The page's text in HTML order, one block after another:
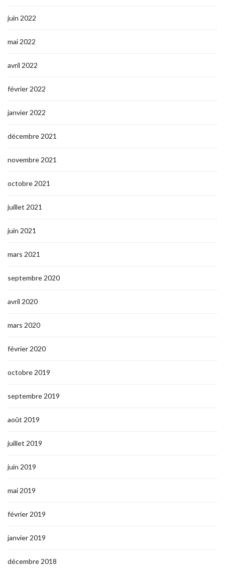
juin 2022
mai 2022
avril 2022
février 2022
janvier 2022
décembre 2021
novembre 2021
octobre 2021
juillet 2021
juin 2021
mars 2021
septembre 2020
avril 2020
mars 2020
février 2020
octobre 2019
septembre 2019
août 2019
juillet 2019
juin 2019
mai 2019
février 2019
janvier 2019
décembre 2018